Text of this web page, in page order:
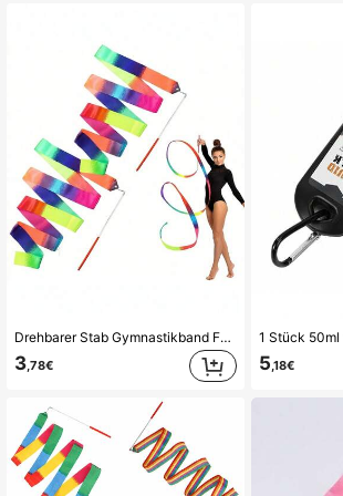
Drehbarer Stab Gymnastikband Farbverlauf Rhythmisches Ballett Tanzband 2m 4m Leichtes Tanzband (Rosa oder Roter Griff Zufällig Versendet)
3 ,78€ 5 ,18€